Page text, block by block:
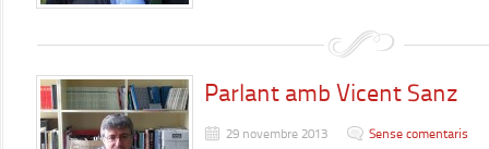
Parlant amb Vicent Sanz
29 novembre 2013 Sense comentaris